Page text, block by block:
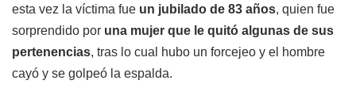
esta vez la víctima fue un jubilado de 83 años, quien fue
sorprendido por una mujer que le quitó algunas de sus
pertenencias, tras lo cual hubo un forcejeo y el hombre
cayó y se golpeó la espalda.